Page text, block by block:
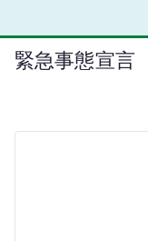
緊急事態宣言